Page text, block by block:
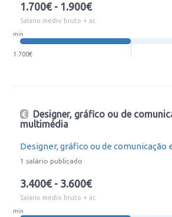
1.700€ - 1.900€
Salário médio bruto + ac
min
1.700€
Designer, gráfico ou de
multimédia
Designer, gráfico ou de comunicação
1 salário publicado
3.400€ - 3.600€
Salário médio bruto + ac
min